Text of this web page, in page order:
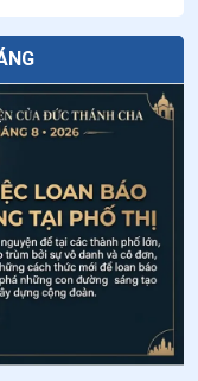
kính Cha Thánh Đa
Thánh Đa Minh
Dung lại được cử
8?